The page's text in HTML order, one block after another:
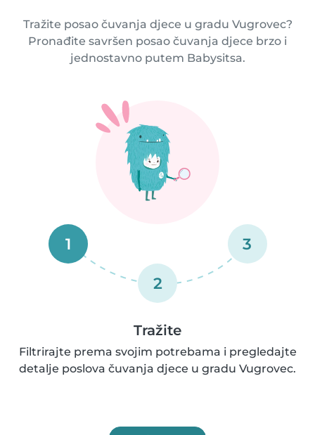
Tražite posao čuvanja djece u gradu Vugrovec?
Pronađite savršen posao čuvanja djece brzo i
jednostavno putem Babysitsa.
1
2
3
Tražite
Filtrirajte prema svojim potrebama i pregledajte
detalje poslova čuvanja djece u gradu Vugrovec.